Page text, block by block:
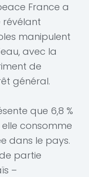
France a
révélant
manipulent
avec la
de
général.
que 6,8 %
consomme
dans le pays.
partie
–